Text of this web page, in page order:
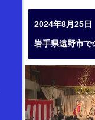
2024年8月25日
岩手県遠野市で